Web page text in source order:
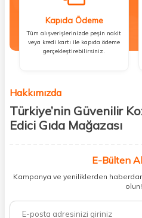
Kapıda Ödeme
Tüm alışverişlerinizde peşin nakit
veya kredi kartı ile kapıda ödeme
gerçekleştirebilirsiniz.
Hakkımızda
Türkiye’nin Güvenilir
Edici Gıda Mağazası
kişisel bakım hem de takviye edici
buluşturuyoruz. Artık mağaza
ihtiyacınız olan her şeyi tek bir çatı
%100 orijinal kozmetik ve sağlık
E-Bülten
Kampanya ve yeniliklerden
olun!